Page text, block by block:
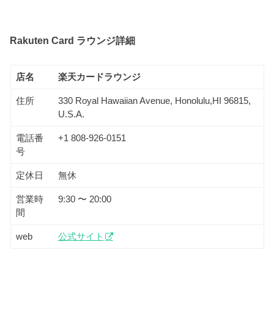
Rakuten Card ラウンジ詳細
店名 楽天カードラウンジ
住所
330 Royal Hawaiian Avenue, Honolulu,HI 96815,
U.S.A.
電話番
号
+1 808-926-0151
定休日 無休
営業時
間
9:30 〜 20:00
web 公式サイト